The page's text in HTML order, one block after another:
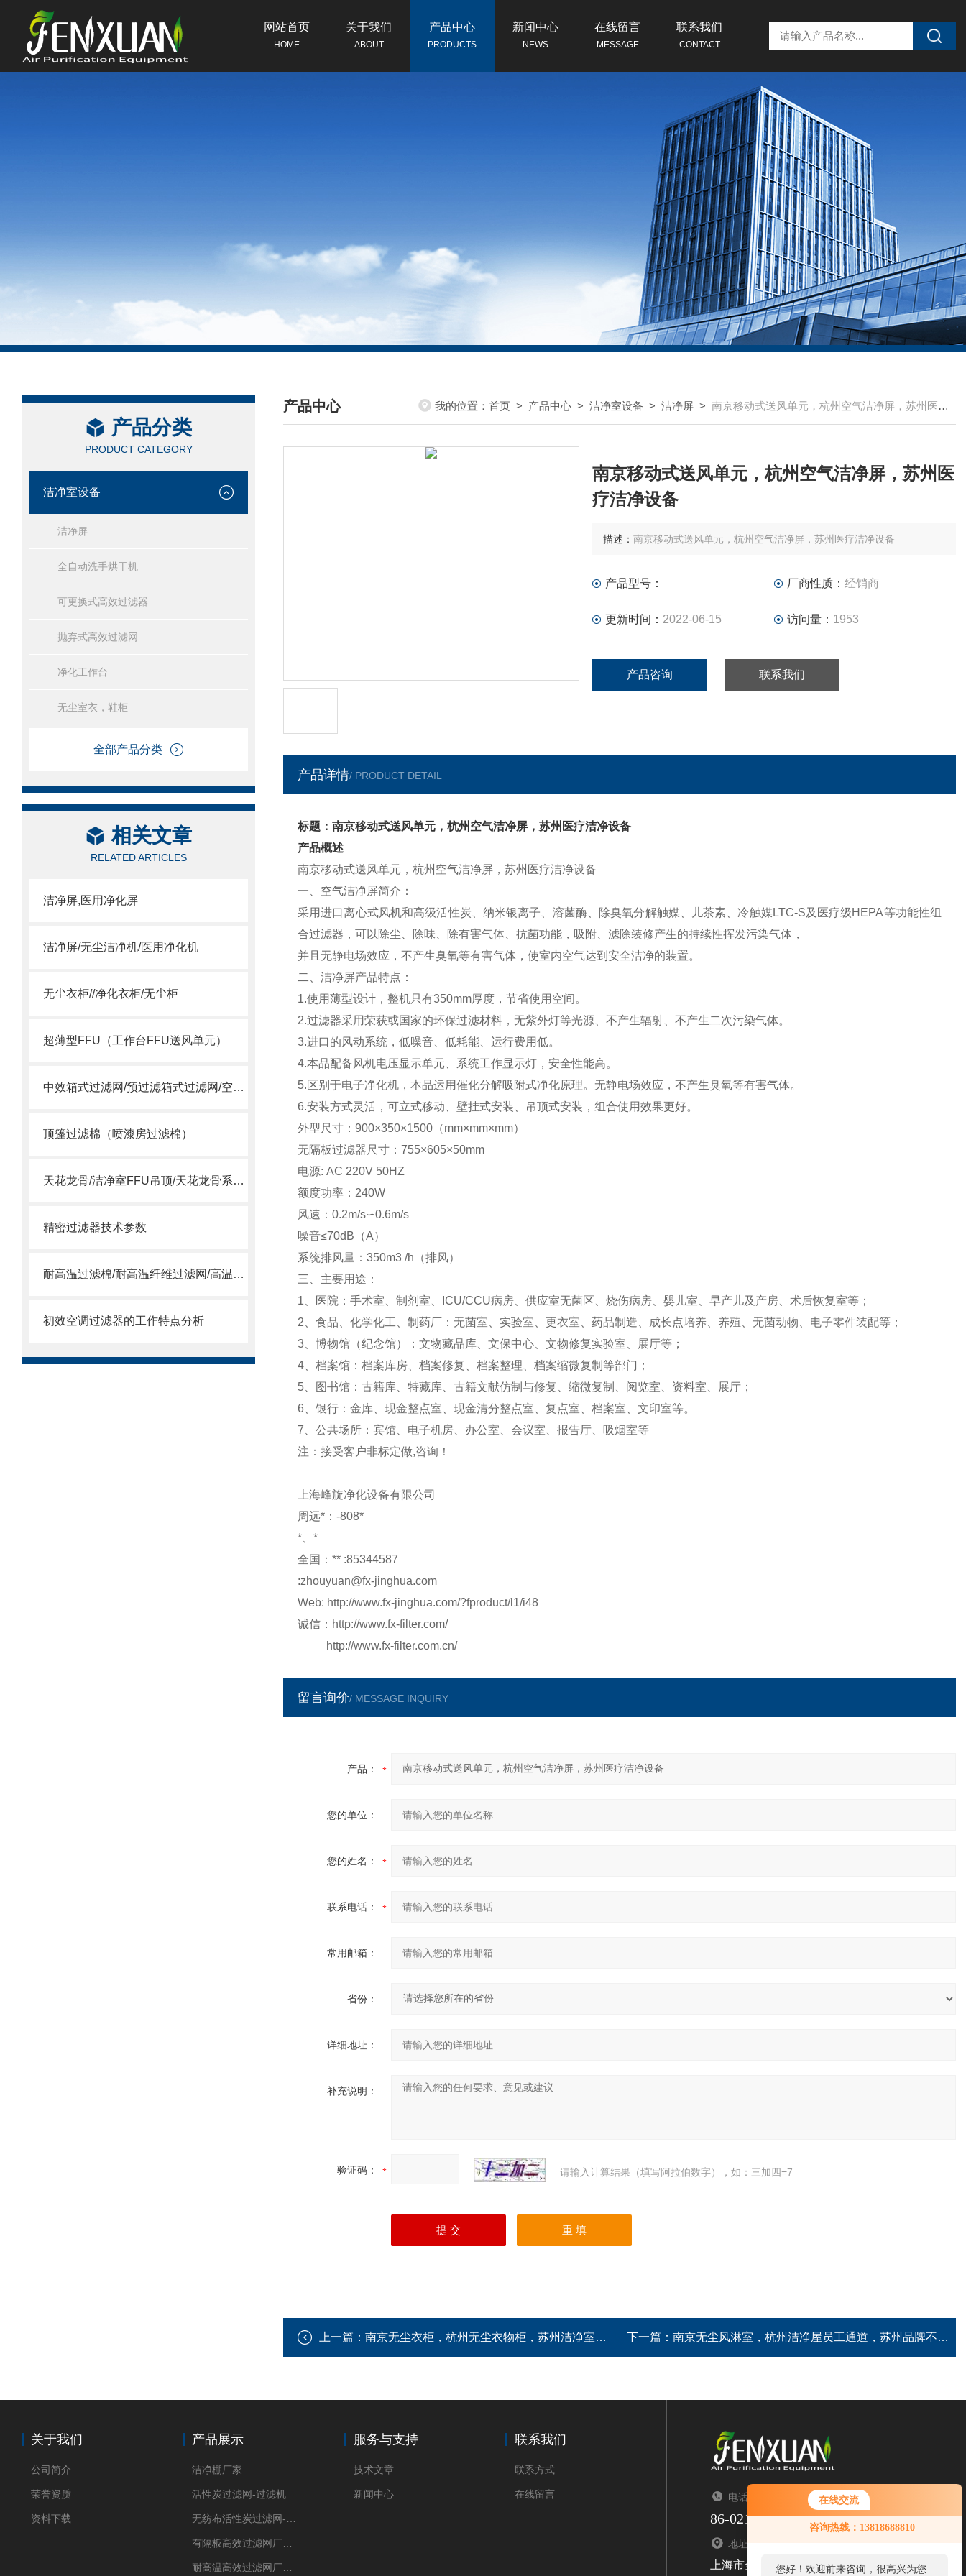
在线交流
咨询热线：13818688810
您好！欢迎前来咨询，很高兴为您
网站首页
HOME
关于我们
ABOUT
产品中心
PRODUCTS
新闻中心
NEWS
在线留言
MESSAGE
联系我们
CONTACT
产品分类
PRODUCT CATEGORY
洁净室设备
洁净屏
全自动洗手烘干机
可更换式高效过滤器
抛弃式高效过滤网
净化工作台
无尘室衣，鞋柜
全部产品分类
相关文章
RELATED ARTICLES
洁净屏,医用净化屏
洁净屏/无尘洁净机/医用净化机
无尘衣柜//净化衣柜/无尘柜
超薄型FFU（工作台FFU送风单元）
中效箱式过滤网/预过滤箱式过滤网/空调箱中效过滤网
顶篷过滤棉（喷漆房过滤棉）
天花龙骨/洁净室FFU吊顶/天花龙骨系统/ffu龙骨
精密过滤器技术参数
耐高温过滤棉/耐高温纤维过滤网/高温合成纤维滤棉
初效空调过滤器的工作特点分析
产品中心
/ PRODUCTS CENTER
我的位置：首页 > 产品中心 >洁净室设备 >洁净屏 >南京移动式送风单元，杭州空气洁净屏，苏州医疗洁净设备
南京移动式送风单元，杭州空气洁净屏，苏州医
疗洁净设备
描述： 南京移动式送风单元，杭州空气洁净屏，苏州医疗洁净设备
产品型号： 厂商性质： 经销商
更新时间： 2022-06-15 访问量： 1953
产品咨询 联系我们
产品详情/ PRODUCT DETAIL
标题：南京移动式送风单元，杭州空气洁净屏，苏州医疗洁净设备
产品概述
南京移动式送风单元，杭州空气洁净屏，苏州医疗洁净设备
一、空气洁净屏简介：
采用进口离心式风机和高级活性炭、纳米银离子、溶菌酶、除臭氧分解触媒、儿茶素、冷触媒LTC-S及医疗级HEPA等功能性组
合过滤器，可以除尘、除味、除有害气体、抗菌功能，吸附、滤除装修产生的持续性挥发污染气体，
并且无静电场效应，不产生臭氧等有害气体，使室内空气达到安全洁净的装置。
二、洁净屏产品特点：
1.使用薄型设计，整机只有350mm厚度，节省使用空间。
2.过滤器采用荣获或国家的环保过滤材料，无紫外灯等光源、不产生辐射、不产生二次污染气体。
3.进口的风动系统，低噪音、低耗能、运行费用低。
4.本品配备风机电压显示单元、系统工作显示灯，安全性能高。
5.区别于电子净化机，本品运用催化分解吸附式净化原理。无静电场效应，不产生臭氧等有害气体。
6.安装方式灵活，可立式移动、壁挂式安装、吊顶式安装，组合使用效果更好。
外型尺寸：900×350×1500（mm×mm×mm）
无隔板过滤器尺寸：755×605×50mm
电源: AC 220V 50HZ
额度功率：240W
风速：0.2m/s∽0.6m/s
噪音≤70dB（A）
系统排风量：350m3 /h（排风）
三、主要用途：
1、医院：手术室、制剂室、ICU/CCU病房、供应室无菌区、烧伤病房、婴儿室、早产儿及产房、术后恢复室等；
2、食品、化学化工、制药厂：无菌室、实验室、更衣室、药品制造、成长点培养、养殖、无菌动物、电子零件装配等；
3、博物馆（纪念馆）：文物藏品库、文保中心、文物修复实验室、展厅等；
4、档案馆：档案库房、档案修复、档案整理、档案缩微复制等部门；
5、图书馆：古籍库、特藏库、古籍文献仿制与修复、缩微复制、阅览室、资料室、展厅；
6、银行：金库、现金整点室、现金清分整点室、复点室、档案室、文印室等。
7、公共场所：宾馆、电子机房、办公室、会议室、报告厅、吸烟室等
注：接受客户非标定做,咨询！
上海峰旋净化设备有限公司
周远*：-808*
*、*
全国：** :85344587
:zhouyuan@fx-jinghua.com
Web: http://www.fx-jinghua.com/?fproduct/l1/i48
诚信：http://www.fx-filter.com/
http://www.fx-filter.com.cn/
留言询价/ MESSAGE INQUIRY
产品：
您的单位：
您的姓名：
联系电话：
常用邮箱：
省份：
详细地址：
补充说明：
验证码： 请输入计算结果（填写阿拉伯数字），如：三加四=7
上一篇： 南京无尘衣柜，杭州无尘衣物柜，苏州洁净室员工更衣柜 下一篇： 南京无尘风淋室，杭州洁净屋员工通道，苏州品牌不锈钢风淋室
关于我们
公司简介
荣誉资质
资料下载
产品展示
洁净棚厂家
活性炭过滤网-过滤机
服务与支持
技术文章
新闻中心
联系我们
联系方式
在线留言 电话：TEL
86-021-67676323
地址：ADDRESS
上海市金山区亭枫公路2299号1栋